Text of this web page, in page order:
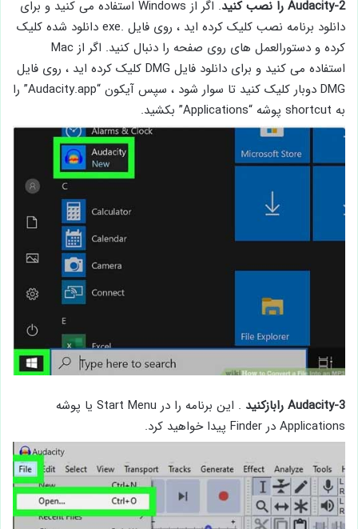
2-Audacity را نصب کنید
. اگر از Windows استفاده می کنید و برای
دانلود برنامه نصب کلیک کرده اید ، روی فایل .exe دانلود شده کلیک
کرده و دستورالعمل های روی صفحه را دنبال کنید. اگر از Mac
استفاده می کنید و برای دانلود فایل DMG کلیک کرده اید ، روی فایل
DMG دوبار کلیک کنید تا سوار شود ، سپس آیکون “Audacity.app” را
به shortcut پوشه “Applications” بکشید.
3-Audacity رابازکنید
. این برنامه را در Start Menu یا پوشه
Applications در Finder پیدا خواهید کرد.